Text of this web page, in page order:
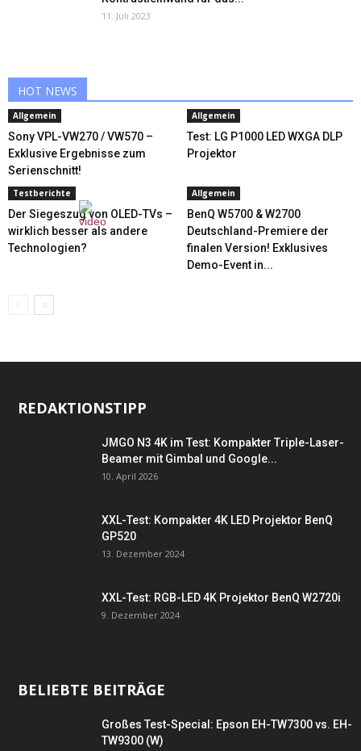
11. Juli 2023
HOT NEWS
Allgemein
Sony VPL-VW270 / VW570 –
Exklusive Ergebnisse zum
Serienschnitt!
Allgemein
Test: LG P1000 LED WXGA DLP
Projektor
Testberichte
Der Siegeszug von OLED-TVs –
wirklich besser als andere
Technologien?
Allgemein
BenQ W5700 & W2700
Deutschland-Premiere der
finalen Version! Exklusives
Demo-Event in...
REDAKTIONSTIPP
JMGO N3 4K im Test: Kompakter Triple-Laser-
Beamer mit Gimbal und Google...
10. April 2026
XXL-Test: Kompakter 4K LED Projektor BenQ
GP520
13. Dezember 2024
XXL-Test: RGB-LED 4K Projektor BenQ W2720i
9. Dezember 2024
BELIEBTE BEITRÄGE
Großes Test-Special: Epson EH-TW7300 vs. EH-
TW9300 (W)